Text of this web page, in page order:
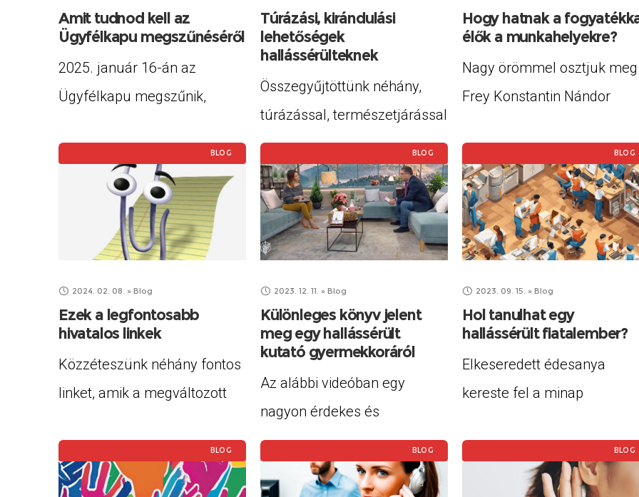
Amit tudnod kell az
Ügyfélkapu megszűnéséről
2025. január 16-án az
Ügyfélkapu megszűnik,
az Ügyfélkapu+ és a Digitális
Állampolgár alkalmazás
(DÁP) veszi át. Egy kollégánk
nemrég volt az
telefonjára letöltötte a
Digitális Állampolgárság
Túrázási, kirándulási
lehetőségek
hallássérülteknek
Összegyűjtöttünk néhány,
túrázással, természetjárással
kapcsolatos információt, ami
hasznos lehet hallássérültek
vagy más fogyatékkal élők
számára. A Munka-Kör
Alapítvány arra biztatja a
hallássérülteket, hogy ne
féljetek kimozdulni,
keressetek kirándulási,
Hogy hatnak a
élők a munkahelyekre?
Nagy örömmel osztjuk meg
Frey Konstantin Nándor
témája, hogy a
és más fogyatékkal élők
milyen hatással lehetnek
kultúrájára. Sajnos gyakran
előfordul, hogy
BLOG
2024. 02. 08. » Blog
Ezek a legfontosabb
hivatalos linkek
Közzéteszünk néhány fontos
linket, amik a megváltozott
kapcsolatosak. Fővárosi
kormányhivatal Rehabilitációs
BLOG
2023. 12. 11. » Blog
Különleges könyv jelent
meg egy hallássérült
kutató gyermekkoráról
Az alábbi videóban egy
nagyon érdekes és
tanulságos beszélgetést
láthattok Dr. Lovászy László
BLOG
2023. 09. 15. » Blog
Hol tanulhat egy
hallássérült fiatalember?
Elkeseredett édesanya
kereste fel a minap
vármegyéből: 19 éves
hallássérült fiát nem veszik
BLOG BLOG BLOG